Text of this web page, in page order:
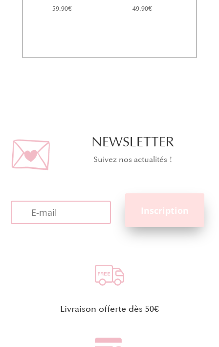
59.90€
49.90€
NEWSLETTER
Suivez nos actualités !
Livraison offerte dès 50€